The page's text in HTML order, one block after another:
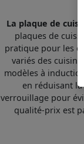
La plaque de
plaques de
pratique pour les
variés des
modèles à
en réduisant
verrouillage pour
qualité-prix est